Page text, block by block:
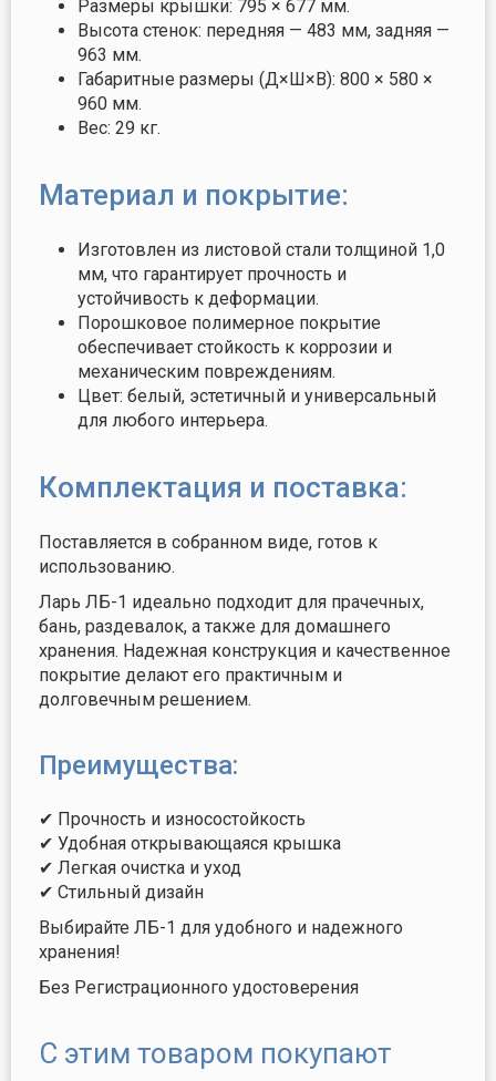
Размеры крышки: 795 × 677 мм.
Высота стенок: передняя — 483 мм, задняя —
963 мм.
Габаритные размеры (Д×Ш×В): 800 × 580 ×
960 мм.
Вес: 29 кг.
Материал и покрытие:
Изготовлен из листовой стали толщиной 1,0
мм, что гарантирует прочность и
устойчивость к деформации.
Порошковое полимерное покрытие
обеспечивает стойкость к коррозии и
механическим повреждениям.
Цвет: белый, эстетичный и универсальный
для любого интерьера.
Комплектация и поставка:
Поставляется в собранном виде, готов к
использованию.
Ларь ЛБ-1 идеально подходит для прачечных,
бань, раздевалок, а также для домашнего
хранения. Надежная конструкция и качественное
покрытие делают его практичным и
долговечным решением.
Преимущества:
✔ Прочность и износостойкость
✔ Удобная открывающаяся крышка
✔ Легкая очистка и уход
✔ Стильный дизайн
Выбирайте ЛБ-1 для удобного и надежного
хранения!
Без Регистрационного удостоверения
С этим товаром покупают